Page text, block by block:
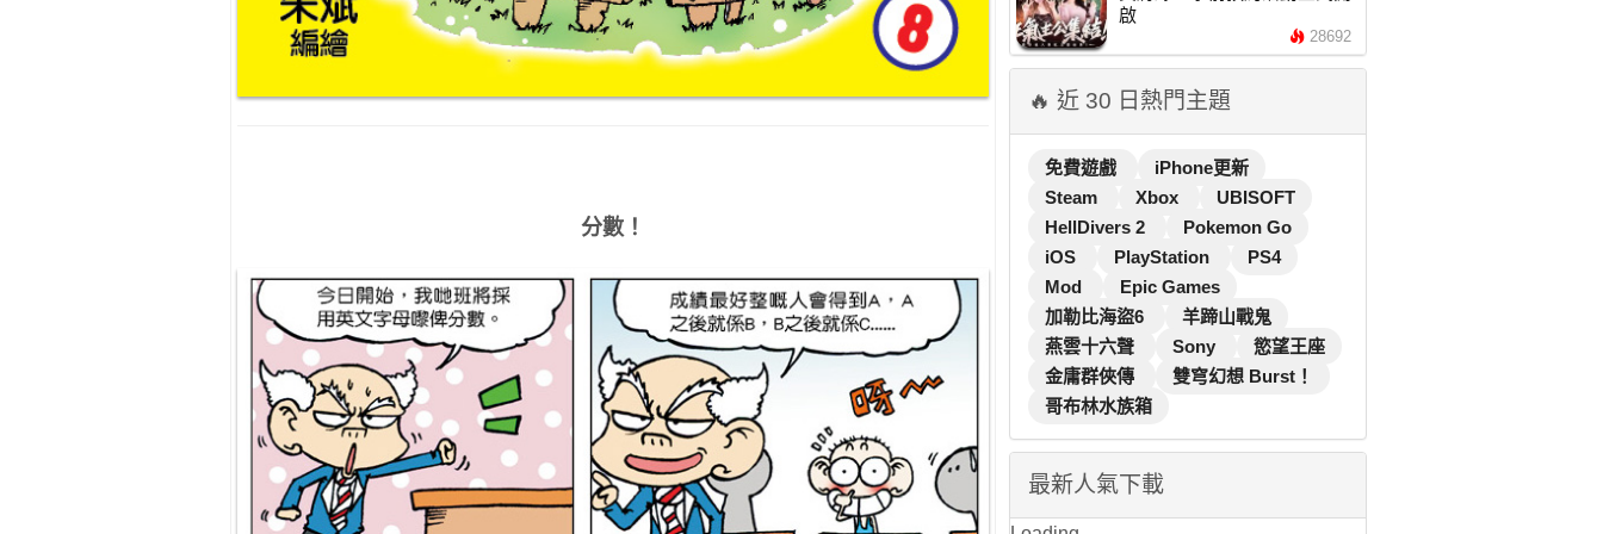
分數！
啟
28692
🔥 近 30 日熱門主題
免費遊戲
iPhone更新
Steam
Xbox
UBISOFT
HellDivers 2
Pokemon Go
iOS
PlayStation
PS4
Mod
Epic Games
加勒比海盜6
羊蹄山戰鬼
燕雲十六聲
Sony
慾望王座
金庸群俠傳
雙穹幻想 Burst！
哥布林水族箱
最新人氣下載